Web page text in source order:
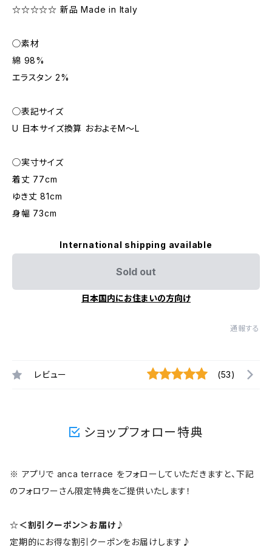
☆☆☆☆☆ 新品 Made in Italy
◯素材
綿 98%
エラスタン 2%
◯表記サイズ
U 日本サイズ換算 おおよそM～L
◯実寸サイズ
着丈 77cm
ゆき丈 81cm
身幅 73cm
International shipping available
Sold out
日本国内にお住まいの方向け
通報する
レビュー (53)
ショップフォロー特典
※ アプリで anca terrace をフォローしていただきますと、下記
のフォロワーさん限定特典をご提供いたします！
☆＜割引クーポン＞お届け♪
定期的にお得な割引クーポンをお届けします♪